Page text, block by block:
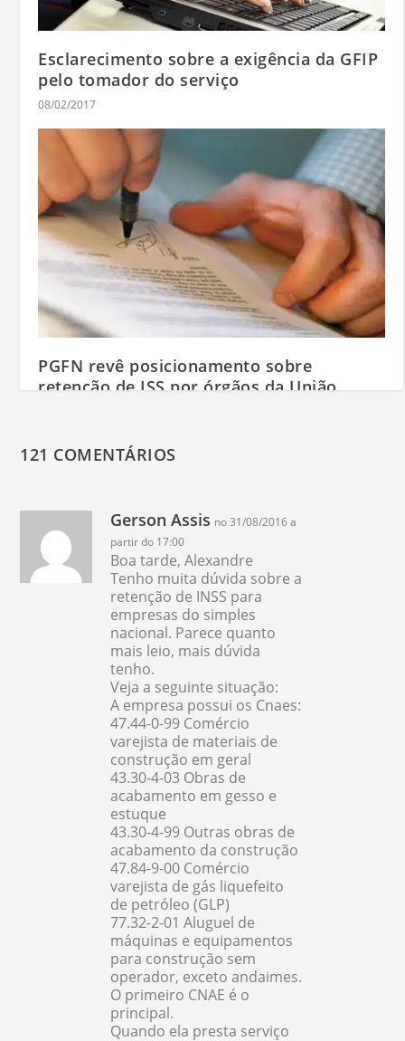
Esclarecimento sobre a exigência da GFIP
pelo tomador do serviço
08/02/2017
PGFN revê posicionamento sobre
retenção de ISS por órgãos da União
121 COMENTÁRIOS
Gerson Assis no 31/08/2016 a
partir do 17:00
Boa tarde, Alexandre
Tenho muita dúvida sobre a
retenção de INSS para
empresas do simples
nacional. Parece quanto
mais leio, mais dúvida
tenho.
Veja a seguinte situação:
A empresa possui os Cnaes:
47.44-0-99 Comércio
varejista de materiais de
construção em geral
43.30-4-03 Obras de
acabamento em gesso e
estuque
43.30-4-99 Outras obras de
acabamento da construção
47.84-9-00 Comércio
varejista de gás liquefeito
de petróleo (GLP)
77.32-2-01 Aluguel de
máquinas e equipamentos
para construção sem
operador, exceto andaimes.
O primeiro CNAE é o
principal.
Quando ela presta serviço